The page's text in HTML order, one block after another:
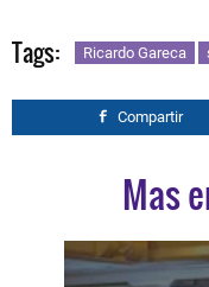
Tags: Ricardo Gareca
Compartir
Mas